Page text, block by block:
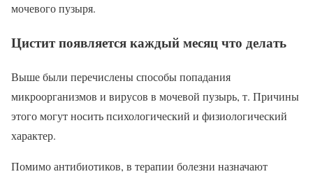
мочевого пузыря.
Цистит появляется каждый месяц что делать
Выше были перечислены способы попадания
микроорганизмов и вирусов в мочевой пузырь, т. Причины
этого могут носить психологический и физиологический
характер.
Помимо антибиотиков, в терапии болезни назначают